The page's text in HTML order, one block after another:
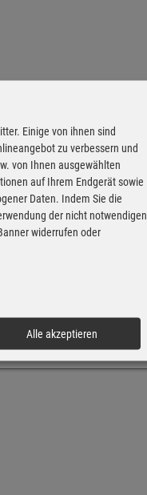
Einige von ihnen sind
zu verbessern und
von Ihnen ausgewählten
auf Ihrem Endgerät sowie
Daten. Indem Sie die
der nicht notwendigen
widerrufen oder
Alle akzeptieren